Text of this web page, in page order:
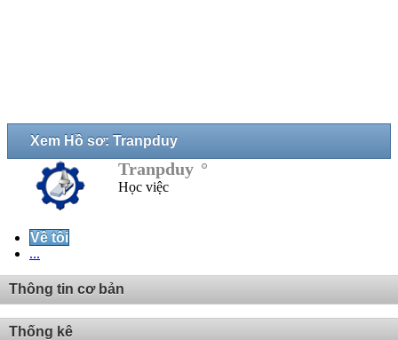
Xem Hồ sơ: Tranpduy
Tranpduy
Học việc
Về tôi
...
Thông tin cơ bản
Thống kê